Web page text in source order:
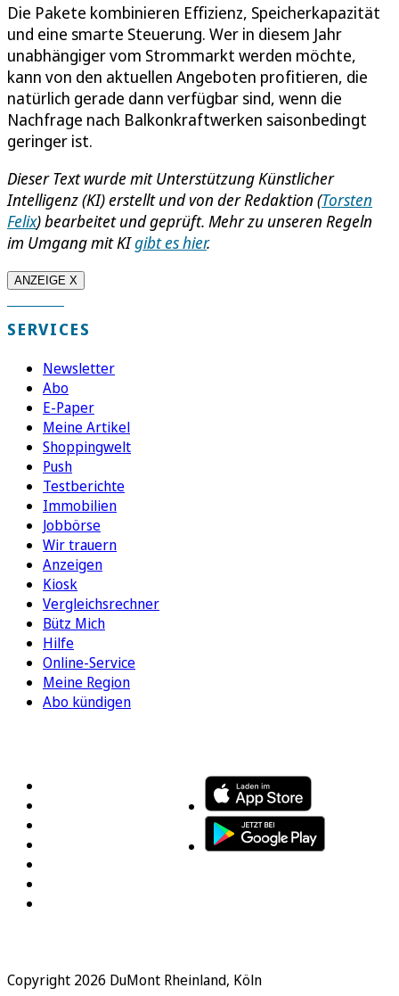
Die Pakete kombinieren Effizienz, Speicherkapazität
und eine smarte Steuerung. Wer in diesem Jahr
unabhängiger vom Strommarkt werden möchte,
kann von den aktuellen Angeboten profitieren, die
natürlich gerade dann verfügbar sind, wenn die
Nachfrage nach Balkonkraftwerken saisonbedingt
geringer ist.
Dieser Text wurde mit Unterstützung Künstlicher
Intelligenz (KI) erstellt und von der Redaktion (Torsten
Felix)bearbeitet und geprüft. Mehr zu unseren Regeln
im Umgang mit KIgibt es hier.
ANZEIGE X
SERVICES
Newsletter
Abo
E-Paper
Meine Artikel
Shoppingwelt
Push
Testberichte
Immobilien
Jobbörse
Wir trauern
Anzeigen
Kiosk
Vergleichsrechner
Bütz Mich
Hilfe
Online-Service
Meine Region
Abo kündigen
Copyright 2026 DuMont Rheinland, Köln